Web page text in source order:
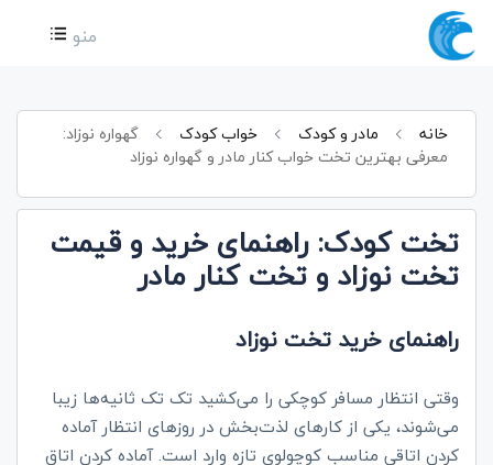
منو
خانه مادر و کودک خواب کودک
گهواره نوزاد:
معرفی بهترین تخت خواب کنار مادر و گهواره نوزاد
تخت کودک: راهنمای خرید و قیمت
تخت نوزاد و تخت کنار مادر
راهنمای خرید تخت نوزاد
وقتی انتظار مسافر کوچکی را می‌کشید تک تک ثانیه‌ها زیبا
می‌شوند، یکی از کارهای لذت‌بخش در روزهای انتظار آماده
کردن اتاقی مناسب کوچولوی تازه وارد است. آماده کردن اتاق